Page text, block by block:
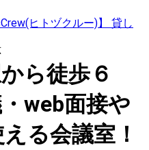
ヒトヅクルー)】 貸し
ら徒歩６
web面接や
る会議室！